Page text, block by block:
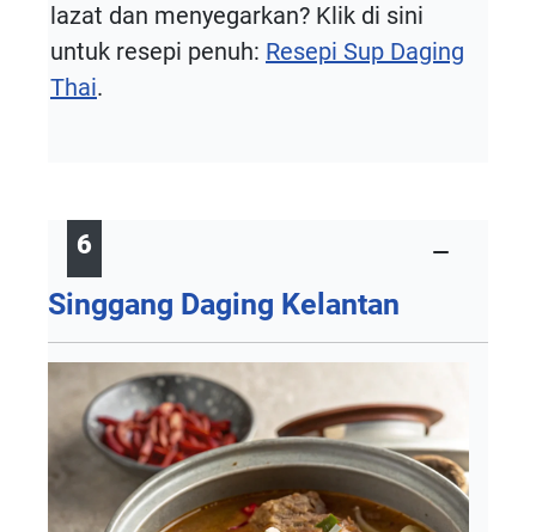
lazat dan menyegarkan? Klik di sini
untuk resepi penuh: Resepi Sup Daging
Thai.
6
Singgang Daging Kelantan